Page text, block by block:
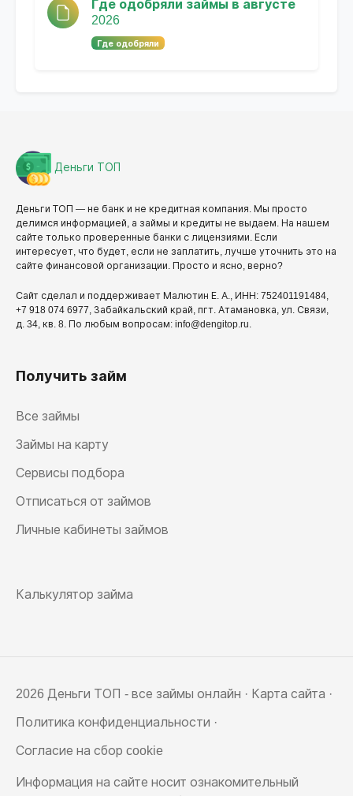
Где одобряли займы в августе
2026
Где одобряли
Деньги ТОП
Деньги ТОП — не банк и не кредитная компания. Мы просто
делимся информацией, а займы и кредиты не выдаем. На нашем
сайте только проверенные банки с лицензиями. Если
интересует, что будет, если не заплатить, лучше уточнить это на
сайте финансовой организации. Просто и ясно, верно?
Сайт сделал и поддерживает Малютин Е. А., ИНН: 752401191484,
+7 918 074 6977, Забайкальский край, пгт. Атамановка, ул. Связи,
д. 34, кв. 8. По любым вопросам: info@dengitop.ru.
Получить займ
Все займы
Займы на карту
Сервисы подбора
Отписаться от займов
Личные кабинеты займов
Калькулятор займа
2026 Деньги ТОП - все займы онлайн · Карта сайта ·
Политика конфиденциальности ·
Согласие на сбор cookie
Информация на сайте носит ознакомительный